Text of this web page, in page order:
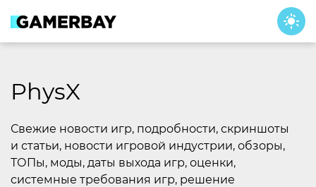
content
PhysX
Свежие новости игр, подробности, скриншоты
и статьи, новости игровой индустрии, обзоры,
ТОПы, моды, даты выхода игр, оценки,
системные требования игр, решение